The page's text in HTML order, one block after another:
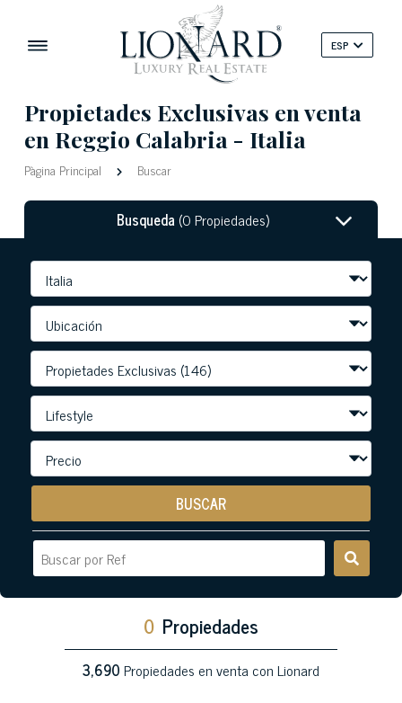
ESP
Propietades Exclusivas en venta
en Reggio Calabria - Italia
Pàgina Principal Buscar
Busqueda(0 Propiedades)
BUSCAR
0 Propiedades
3,690Propiedades en venta con Lionard